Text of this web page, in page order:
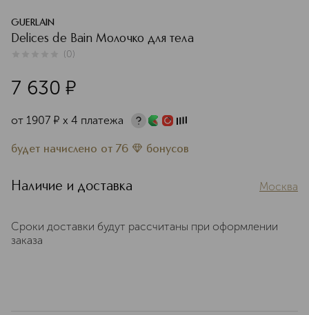
GUERLAIN
Delices de Bain Молочко для тела
(0)
7 630 ¤
от 1907 ¤ х 4 платежа
будет начислено от 76 бонусов
Наличие и доставка Москва
Сроки доставки будут рассчитаны при оформлении
заказа